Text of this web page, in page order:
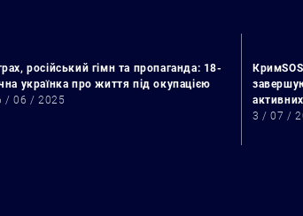
російський гімн та пропаганда: 18-
українка про життя під окупацією
/ 06 / 2025
3 / 07 /